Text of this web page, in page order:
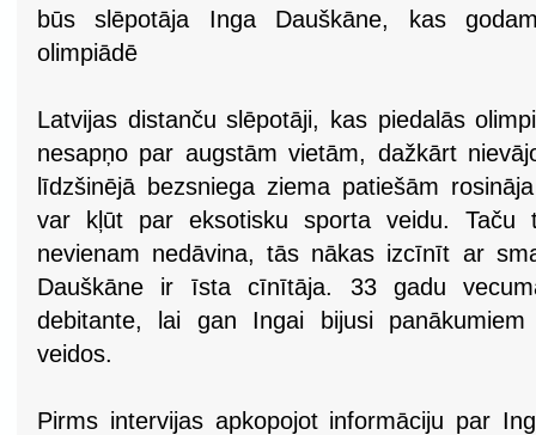
būs slēpotāja Inga Dauškāne, kas
olimpiādē
Latvijas distanču slēpotāji, kas piedalās
nesapņo par augstām vietām, dažkārt
līdzšinējā bezsniega ziema patiešām
var kļūt par eksotisku sporta veidu. Taču
nevienam nedāvina, tās nākas izcīnīt ar
Dauškāne ir īsta cīnītāja. 33 gadu
debitante, lai gan Ingai bijusi
veidos.
Pirms intervijas apkopojot informāciju par